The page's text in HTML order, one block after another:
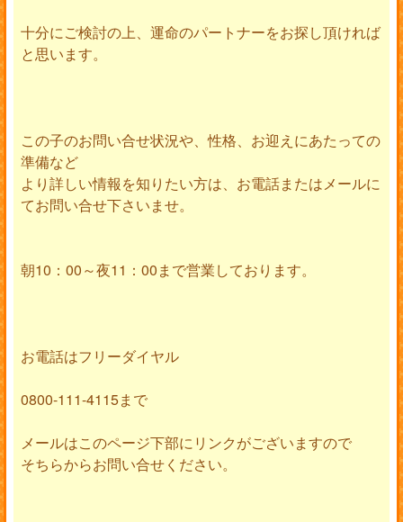
十分にご検討の上、運命のパートナーをお探し頂ければ
と思います。
この子のお問い合せ状況や、性格、お迎えにあたっての
準備など
より詳しい情報を知りたい方は、お電話またはメールに
てお問い合せ下さいませ。
朝10：00～夜11：00まで営業しております。
お電話はフリーダイヤル
0800-111-4115まで
メールはこのページ下部にリンクがございますので
そちらからお問い合せください。